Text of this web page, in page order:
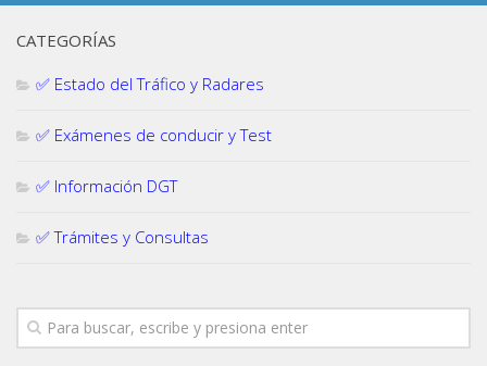
CATEGORÍAS
✅ Estado del Tráfico y Radares
✅ Exámenes de conducir y Test
✅ Información DGT
✅ Trámites y Consultas